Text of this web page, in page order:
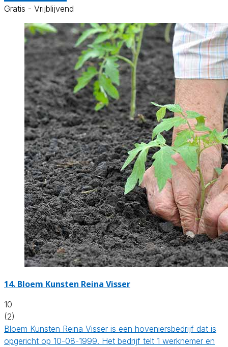
Gratis - Vrijblijvend
14. Bloem Kunsten Reina Visser
10
(2)
Bloem Kunsten Reina Visser is een hoveniersbedrijf dat is
opgericht op 10-08-1999. Het bedrijf telt 1 werknemer en